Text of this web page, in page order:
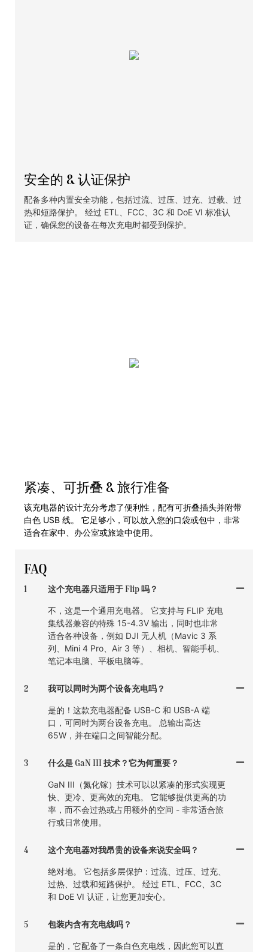
安全的 & 认证保护
配备多种内置安全功能，包括过流、过压、过充、过载、过
热和短路保护。 经过 ETL、FCC、3C 和 DoE VI 标准认
证，确保您的设备在每次充电时都受到保护。
紧凑、可折叠 & 旅行准备
该充电器的设计充分考虑了便利性，配有可折叠插头并附带
白色 USB 线。 它足够小，可以放入您的口袋或包中，非常
适合在家中、办公室或旅途中使用。
FAQ
1 这个充电器只适用于 Flip 吗？
不，这是一个通用充电器。 它支持与 FLIP 充电
集线器兼容的特殊 15-4.3V 输出，同时也非常
适合各种设备，例如 DJI 无人机（Mavic 3 系
列、Mini 4 Pro、Air 3 等）、相机、智能手机、
笔记本电脑、平板电脑等。
2 我可以同时为两个设备充电吗？
是的！这款充电器配备 USB-C 和 USB-A 端
口，可同时为两台设备充电。 总输出高达
65W，并在端口之间智能分配。
3 什么是 GaN III 技术？它为何重要？
GaN III（氮化镓）技术可以以紧凑的形式实现更
快、更冷、更高效的充电。 它能够提供更高的功
率，而不会过热或占用额外的空间 - 非常适合旅
行或日常使用。
4 这个充电器对我昂贵的设备来说安全吗？
绝对地。 它包括多层保护：过流、过压、过充、
过热、过载和短路保护。 经过 ETL、FCC、3C
和 DoE VI 认证，让您更加安心。
5 包装内含有充电线吗？
是的，它配备了一条白色充电线，因此您可以直